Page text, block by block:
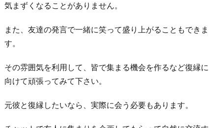
気まずくなることがありません。
また、友達の発言で一緒に笑って盛り上がることもできま
す。
その雰囲気を利用して、皆で集まる機会を作るなど復縁に
向けて頑張ってみて下さい。
元彼と復縁したいなら、実際に会う必要もあります。